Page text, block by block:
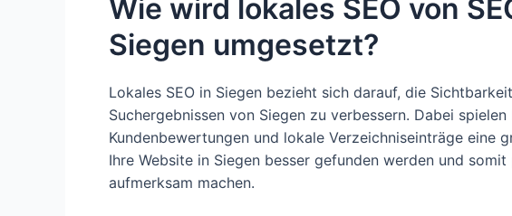
Wie wird lokales SEO von
Siegen umgesetzt?
Lokales SEO in Siegen bezieht sich darauf, die
Suchergebnissen von Siegen zu verbessern. Dabei
Kundenbewertungen und lokale Verzeichniseinträge eine
Ihre Website in Siegen besser gefunden werden und
aufmerksam machen.